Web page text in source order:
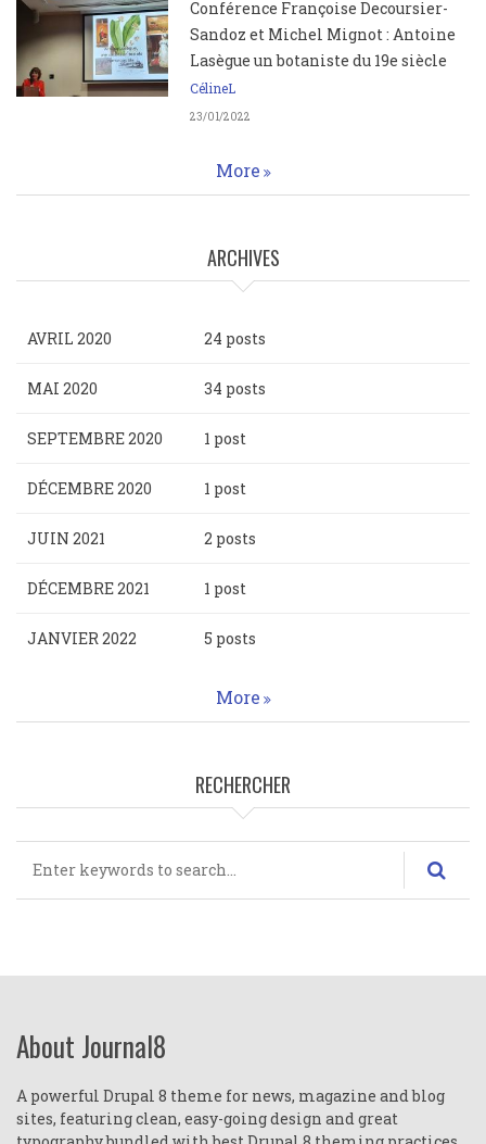
Conférence Françoise Decoursier-
Sandoz et Michel Mignot : Antoine
Lasègue un botaniste du 19e siècle
CélineL
23/01/2022
More
ARCHIVES
AVRIL 2020 24 posts
MAI 2020 34 posts
SEPTEMBRE 2020 1 post
DÉCEMBRE 2020 1 post
JUIN 2021 2 posts
DÉCEMBRE 2021 1 post
JANVIER 2022 5 posts
More
RECHERCHER
About Journal8
A powerful Drupal 8 theme for news, magazine and blog
sites, featuring clean, easy-going design and great